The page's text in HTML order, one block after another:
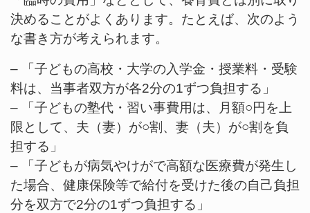
決めることがよくあります。たとえば、次のよう
な書き方が考えられます。
– 「子どもの高校・大学の入学金・授業料・受験
料は、当事者双方が各2分の1ずつ負担する」
– 「子どもの塾代・習い事費用は、月額○円を上
限として、夫（妻）が○割、妻（夫）が○割を負
担する」
– 「子どもが病気やけがで高額な医療費が発生し
た場合、健康保険等で給付を受けた後の自己負担
分を双方で2分の1ずつ負担する」